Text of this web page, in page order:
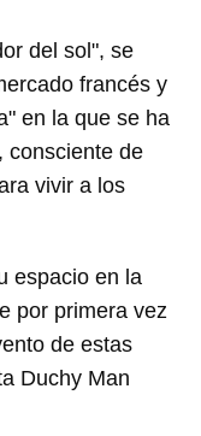
del sol", se
francés y
en la que se ha
consciente de
vivir a los
espacio en la
por primera vez
de estas
Duchy Man